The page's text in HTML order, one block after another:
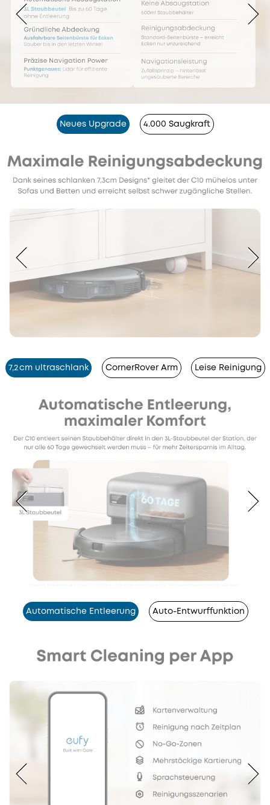
Neues Upgrade 4.000 Saugkraft
7,2 cm ultraschlank CornerRover Arm Leise Reinigung
Automatische Entleerung Auto-Entwurffunktion